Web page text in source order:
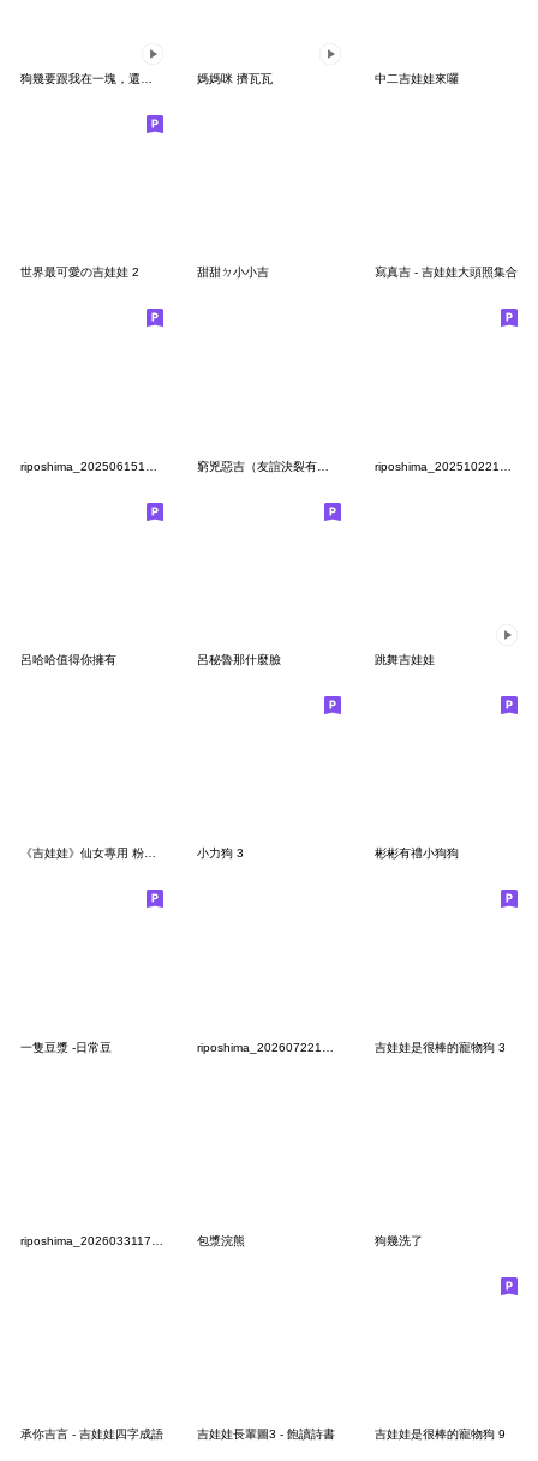
媽媽咪 擠瓦瓦 中二吉娃娃來囉
世界最可愛の吉娃娃 2 甜甜ㄉ小小吉 寫真吉 - 吉娃娃大頭照集合
呂哈哈值得你擁有 呂秘魯那什麼臉 跳舞吉娃娃
《吉娃娃》仙女專用 粉紅梗圖 小力狗 3 彬彬有禮小狗狗
一隻豆漿 -日常豆 吉娃娃是很棒的寵物狗 3
包漿浣熊 狗幾洗了
承你吉言 - 吉娃娃四字成語 吉娃娃長輩圖3 - 飽讀詩書 吉娃娃是很棒的寵物狗 9